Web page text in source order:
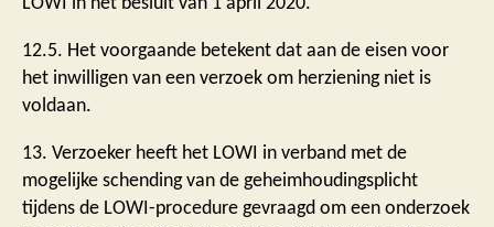
12.5. Het voorgaande betekent dat aan de eisen voor
het inwilligen van een verzoek om herziening niet is
voldaan.
13. Verzoeker heeft het LOWI in verband met de
mogelijke schending van de geheimhoudingsplicht
tijdens de LOWI-procedure gevraagd om een onderzoek